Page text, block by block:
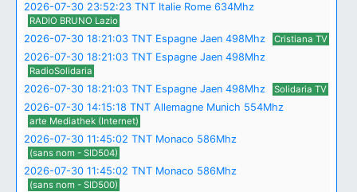
2026-07-30 23:52:23 TNT Italie Rome 634Mhz
RADIO BRUNO Lazio
2026-07-30 18:21:03 TNT Espagne Jaen 498Mhz Cristiana TV
2026-07-30 18:21:03 TNT Espagne Jaen 498Mhz
RadioSolidaria
2026-07-30 18:21:03 TNT Espagne Jaen 498Mhz Solidaria TV
2026-07-30 14:15:18 TNT Allemagne Munich 554Mhz
arte Mediathek (Internet)
2026-07-30 11:45:02 TNT Monaco 586Mhz
(sans nom - SID504)
2026-07-30 11:45:02 TNT Monaco 586Mhz
(sans nom - SID500)